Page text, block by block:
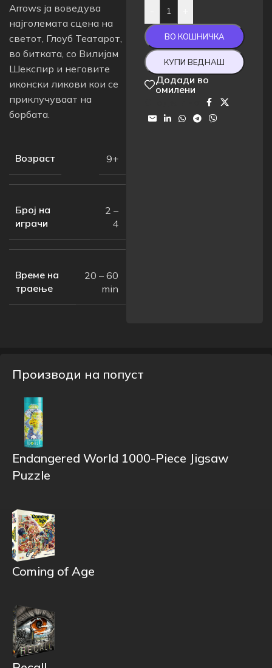
Arrows ја воведува
најголемата сцена на
светот, Глоуб Театарот,
во битката, со Вилијам
Шекспир и неговите
иконски ликови кои се
приклучуваат на
борбата.
Возраст 9+
Број на
играчи
2 –
4
Време на
траење
20 – 60
min
ВО КОШНИЧКА
КУПИ ВЕДНАШ
Додади во
омилени
Производи на попуст
Endangered World 1000-Piece Jigsaw
Puzzle
Coming of Age